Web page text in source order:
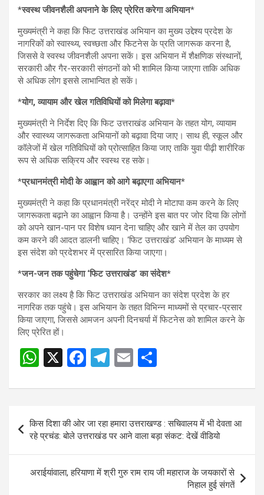
*स्वस्थ जीवनशैली अपनाने के लिए प्रेरित करेगा अभियान*
मुख्यमंत्री ने कहा कि फिट उत्तराखंड अभियान का मुख्य उद्देश्य प्रदेश के
नागरिकों को स्वास्थ्य, स्वच्छता और फिटनेस के प्रति जागरूक करना है,
जिससे वे स्वस्थ जीवनशैली अपना सकें। इस अभियान में शैक्षणिक संस्थानों,
सरकारी और गैर-सरकारी संगठनों को भी शामिल किया जाएगा ताकि अधिक
से अधिक लोग इससे लाभान्वित हो सकें।
*योग, व्यायाम और खेल गतिविधियों को मिलेगा बढ़ावा*
मुख्यमंत्री ने निर्देश दिए कि फिट उत्तराखंड अभियान के तहत योग, व्यायाम
और स्वास्थ्य जागरूकता अभियानों को बढ़ावा दिया जाए। साथ ही, स्कूल और
कॉलेजों में खेल गतिविधियों को प्रोत्साहित किया जाए ताकि युवा पीढ़ी शारीरिक
रूप से अधिक सक्रिय और स्वस्थ रह सके।
*प्रधानमंत्री मोदी के आह्वान को आगे बढ़ाएगा अभियान*
मुख्यमंत्री ने कहा कि प्रधानमंत्री नरेंद्र मोदी ने मोटापा कम करने के लिए
जागरूकता बढ़ाने का आह्वान किया है। उन्होंने इस बात पर जोर दिया कि लोगों
को अपने खान-पान पर विशेष ध्यान देना चाहिए और खाने में तेल का उपयोग
कम करने की आदत डालनी चाहिए। ‘फिट उत्तराखंड’ अभियान के माध्यम से
इस संदेश को प्रदेशभर में प्रसारित किया जाएगा।
*जन-जन तक पहुंचेगा ‘फिट उत्तराखंड’ का संदेश*
सरकार का लक्ष्य है कि फिट उत्तराखंड अभियान का संदेश प्रदेश के हर
नागरिक तक पहुंचे। इस अभियान के तहत विभिन्न माध्यमों से प्रचार-प्रसार
किया जाएगा, जिससे आमजन अपनी दिनचर्या में फिटनेस को शामिल करने के
लिए प्रेरित हों।
W
at
s
A
p
p
X
F
ce
o
o
k
T
e
a
m
E
ail ar
navigation
किस दिशा की ओर जा रहा हमारा उत्तराखण्ड : सचिवालय में भी देवता आ
रहे प्रचंड: बोले उत्तराखंड पर आने वाला बड़ा संकट: देखें वीडियो
अराईयांवाला, हरियाणा में श्री गुरु राम राय जी महाराज के जयकारों से
निहाल हुई संगतें